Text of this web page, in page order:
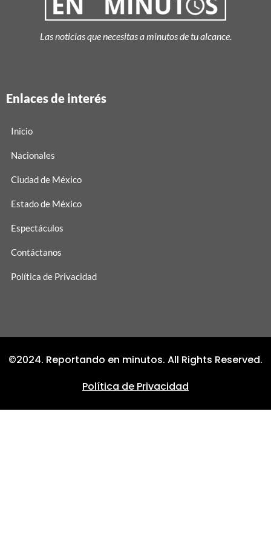
Las noticias que necesitas a minutos de tu alcance.
Enlaces de interés
Inicio
Nacionales
Ciudad de México
Estado de México
Espectáculos
Contáctanos
Política de Privacidad
©2024. Reportando en minutos. All Rights Reserved.
Política de Privacidad